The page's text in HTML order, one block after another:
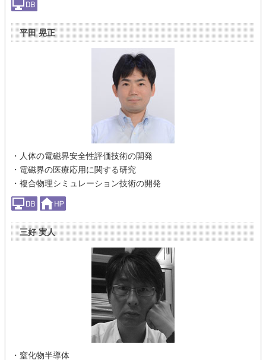
平田 晃正
・人体の電磁界安全性評価技術の開発
・電磁界の医療応用に関する研究
・複合物理シミュレーション技術の開発
三好 実人
・窒化物半導体